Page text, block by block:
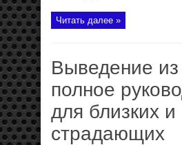
Читать далее »
Выведение из
полное
для близких и
страдающих